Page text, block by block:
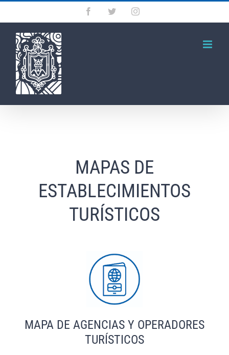
Saltar
contenido
FacebookTwitterInstagram
MAPAS DE
ESTABLECIMIENTOS
TURÍSTICOS
MAPA DE AGENCIAS Y OPERADORES
TURÍSTICOS